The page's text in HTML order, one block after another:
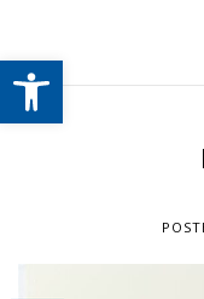
Otwórz
content